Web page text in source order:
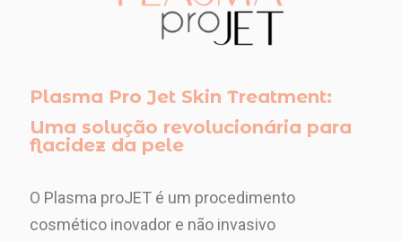
Plasma Pro Jet Skin Treatment:
Uma solução revolucionária para
flacidez da pele
O Plasma proJET é um procedimento
cosmético inovador e não invasivo